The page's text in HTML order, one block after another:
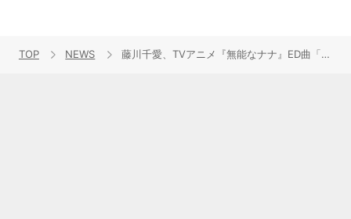
TOP NEWS 藤川千愛、TVアニメ『無能なナナ』ED曲「バケモノと呼ばれて」配信スタート＆MV公開！